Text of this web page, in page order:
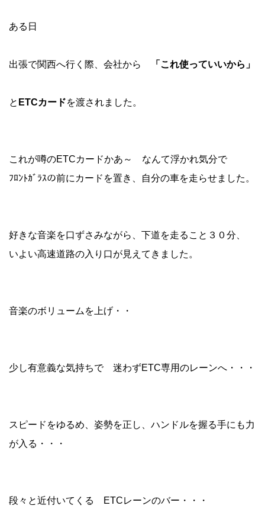
ある日
出張で関西へ行く際、会社から 「これ使っていいから」
と ETCカードを渡されました。
これが噂のETCカードかあ～ なんて浮かれ気分で
ﾌﾛﾝﾄｶﾞﾗｽの前にカードを置き、自分の車を走らせました。
好きな音楽を口ずさみながら、下道を走ること３０分、
いよい高速道路の入り口が見えてきました。
音楽のボリュームを上げ・・
少し有意義な気持ちで 迷わずETC専用のレーンへ・・・
スピードをゆるめ、姿勢を正し、ハンドルを握る手にも力
が入る・・・
段々と近付いてくる ETCレーンのバー・・・